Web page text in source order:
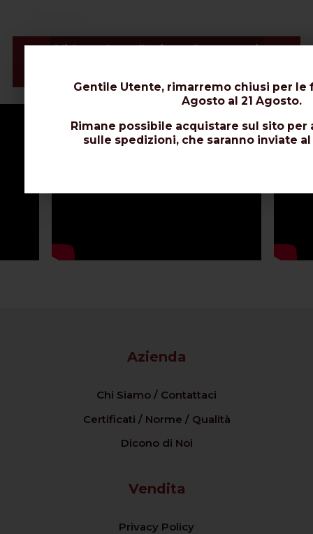
Video e Installazione Connettori
Azienda
Chi Siamo / Contattaci
Certificati / Norme / Qualità
Dicono di Noi
Vendita
Privacy Policy
Gentile Utente, rimarremo chiusi per le
Agosto al 21 Agosto.
Rimane possibile acquistare sul sito
sulle spedizioni, che saranno inviate